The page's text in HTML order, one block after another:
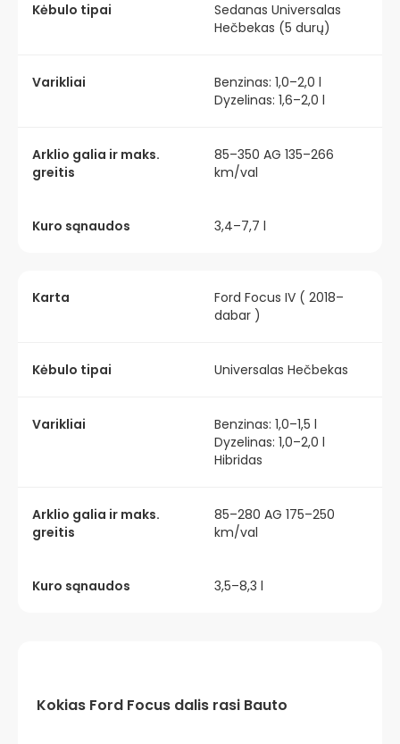
Kėbulo tipai
Sedanas Universalas
Hečbekas (5 durų)
Varikliai
Benzinas: 1,0–2,0 l
Dyzelinas: 1,6–2,0 l
Arklio galia ir maks.
greitis
85–350 AG 135–266
km/val
Kuro sąnaudos 3,4–7,7 l
Karta
Ford Focus IV ( 2018–
dabar )
Kėbulo tipai Universalas Hečbekas
Varikliai
Benzinas: 1,0–1,5 l
Dyzelinas: 1,0–2,0 l
Hibridas
Arklio galia ir maks.
greitis
85–280 AG 175–250
km/val
Kuro sąnaudos 3,5–8,3 l
Kokias Ford Focus dalis rasi Bauto